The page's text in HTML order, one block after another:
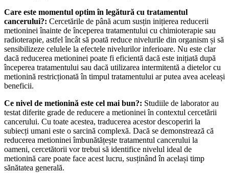
Care este momentul optim în legătură cu tratamentul
cancerului?: Cercetările de până acum susțin inițierea reducerii
metioninei înainte de începerea tratamentului cu chimioterapie sau
radioterapie, astfel încât să poată reduce nivelurile din organism și să
sensibilizeze celulele la efectele nivelurilor inferioare. Nu este clar
dacă reducerea metioninei poate fi eficientă dacă este inițiată după
începerea tratamentului sau dacă utilizarea intermitentă a dietelor cu
metionină restricționată în timpul tratamentului ar putea avea aceleași
beneficii.
Ce nivel de metionină este cel mai bun?: Studiile de laborator au
testat diferite grade de reducere a metioninei în contextul cercetării
cancerului. Cu toate acestea, traducerea acestor descoperiri la
subiecți umani este o sarcină complexă. Dacă se demonstrează că
reducerea metioninei îmbunătățește tratamentul cancerului la
oameni, cercetătorii vor trebui să identifice nivelul ideal de
metionină care poate face acest lucru, susținând în același timp
sănătatea generală.